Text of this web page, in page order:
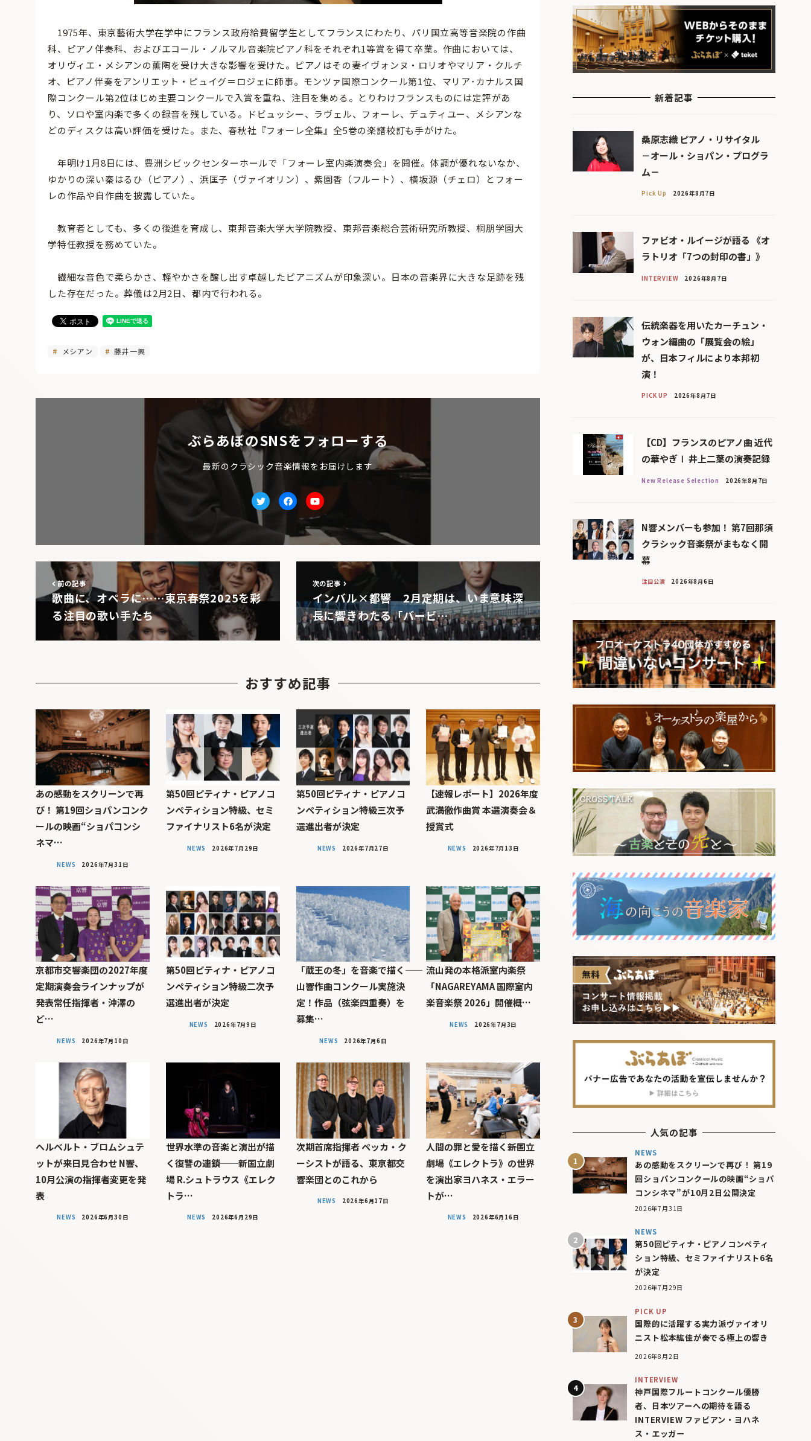
1975年、東京藝術大学在学中にフランス政府給費留学生としてフランスにわたり、パリ国立高等音楽院の作曲
科、ピアノ伴奏科、およびエコール・ノルマル音楽院ピアノ科をそれぞれ1等賞を得て卒業。作曲においては、
オリヴィエ・メシアンの薫陶を受け大きな影響を受けた。ピアノはその妻イヴォンヌ・ロリオやマリア・クルチ
オ、ピアノ伴奏をアンリエット・ピュイグ＝ロジェに師事。モンツァ国際コンクール第1位、マリア･カナルス国
際コンクール第2位はじめ主要コンクールで入賞を重ね、注目を集める。とりわけフランスものには定評があ
り、ソロや室内楽で多くの録音を残している。ドビュッシー、ラヴェル、フォーレ、デュティユー、メシアンな
どのディスクは高い評価を受けた。また、春秋社『フォーレ全集』全5巻の楽譜校訂も手がけた。
年明け1月8日には、豊洲シビックセンターホールで「フォーレ室内楽演奏会」を開催。体調が優れないなか、
ゆかりの深い秦はるひ（ピアノ）、浜匡子（ヴァイオリン）、紫園香（フルート）、横坂源（チェロ）とフォー
レの作品や自作曲を披露していた。
教育者としても、多くの後進を育成し、東邦音楽大学大学院教授、東邦音楽総合芸術研究所教授、桐朋学園大
学特任教授を務めていた。
繊細な音色で柔らかさ、軽やかさを醸し出す卓越したピアニズムが印象深い。日本の音楽界に大きな足跡を残
した存在だった。葬儀は2月2日、都内で行われる。
メシアン 藤井一興
ぶらあぼのSNSをフォローする
最新のクラシック音楽情報をお届けします
TwitterfacebookYoutube
前の記事
歌曲に、オペラに……東京春祭2025を彩
る注目の歌い手たち
次の記事
インバル×都響 2月定期は、いま意味深
長に響きわたる「バービ…
おすすめ記事
あの感動をスクリーンで再
び！ 第19回ショパンコンク
ールの映画“ショパコンシ
ネマ…
NEWS 2026年7月31日
第50回ピティナ・ピアノコ
ンペティション特級、セミ
ファイナリスト6名が決定
NEWS 2026年7月29日
第50回ピティナ・ピアノコ
ンペティション特級三次予
選進出者が決定
NEWS 2026年7月27日
【速報レポート】2026年度
武満徹作曲賞 本選演奏会＆
授賞式
NEWS 2026年7月13日
京都市交響楽団の2027年度
定期演奏会ラインナップが
発表――常任指揮者・沖澤の
ど…
NEWS 2026年7月10日
第50回ピティナ・ピアノコ
ンペティション特級二次予
選進出者が決定
NEWS 2026年7月9日
「蔵王の冬」を音楽で描く――
山響作曲コンクール実施決
定！作品（弦楽四重奏）を
募集…
NEWS 2026年7月6日
流山発の本格派室内楽祭
「NAGAREYAMA 国際室内
楽音楽祭 2026」開催概…
NEWS 2026年7月3日
ヘルベルト・ブロムシュテ
ットが来日見合わせ N響、
10月公演の指揮者変更を発
表
NEWS 2026年6月30日
世界水準の音楽と演出が描
く復讐の連鎖──新国立劇
場 R.シュトラウス《エレク
トラ…
NEWS 2026年6月29日
次期首席指揮者 ペッカ・ク
ーシストが語る、東京都交
響楽団とのこれから
NEWS 2026年6月17日
人間の罪と愛を描く――新国立
劇場《エレクトラ》の世界
を演出家ヨハネス・エラー
トが…
NEWS 2026年6月16日
新着記事
桑原志織 ピアノ・リサイタル
－オール・ショパン・プログラ
ム－
Pick Up 2026年8月7日
ファビオ・ルイージが語る 《オ
ラトリオ「7つの封印の書」》
INTERVIEW 2026年8月7日
伝統楽器を用いたカーチュン・
ウォン編曲の「展覧会の絵」
が、日本フィルにより本邦初
演！
PICK UP 2026年8月7日
【CD】フランスのピアノ曲 近代
の華やぎⅠ 井上二葉の演奏記録
New Release Selection 2026年8月7日
N響メンバーも参加！ 第7回那須
クラシック音楽祭がまもなく開
幕
注目公演 2026年8月6日
人気の記事
NEWS
あの感動をスクリーンで再び！ 第19
回ショパンコンクールの映画“ショパ
コンシネマ”が10月2日公開決定
2026年7月31日
NEWS
第50回ピティナ・ピアノコンペティ
ション特級、セミファイナリスト6名
が決定
2026年7月29日
PICK UP
国際的に活躍する実力派ヴァイオリ
ニスト松本紘佳が奏でる極上の響き
2026年8月2日
INTERVIEW
神戸国際フルートコンクール優勝
者、日本ツアーへの期待を語る
INTERVIEW ファビアン・ヨハネ
ス・エッガー